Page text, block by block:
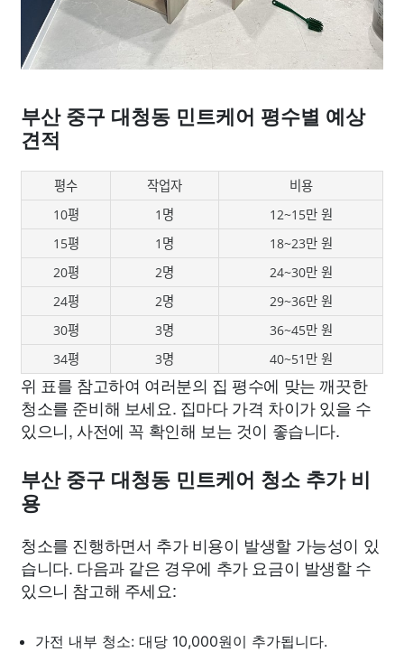
부산 중구 대청동 민트케어 평수별 예상
견적
평수 작업자
비용
10평
1명
12~15만 원
15평
1명
18~23만 원
20평
2명
24~30만 원
24평
2명
29~36만 원
30평
3명
36~45만 원
34평
3명 40~51만 원
위 표를 참고하여 여러분의 집 평수에 맞는 깨끗한
청소를 준비해 보세요. 집마다 가격 차이가 있을 수
있으니, 사전에 꼭 확인해 보는 것이 좋습니다.
부산 중구 대청동 민트케어 청소 추가 비
용
청소를 진행하면서 추가 비용이 발생할 가능성이 있
습니다. 다음과 같은 경우에 추가 요금이 발생할 수
있으니 참고해 주세요:
가전 내부 청소: 대당 10,000원이 추가됩니다.